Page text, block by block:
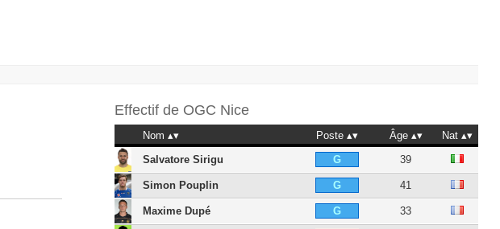
Effectif de OGC Nice
Nom Poste Âge
Nat
Salvatore Sirigu
G 39
Simon Pouplin G 41
Maxime Dupé G 33